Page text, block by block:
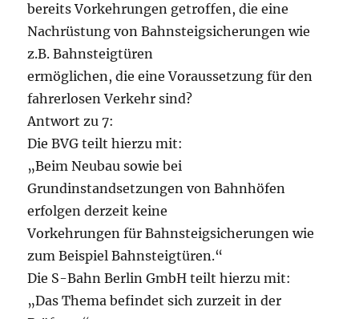
bereits Vorkehrungen getroffen, die eine
Nachrüstung von Bahnsteigsicherungen wie
z.B. Bahnsteigtüren
ermöglichen, die eine Voraussetzung für den
fahrerlosen Verkehr sind?
Antwort zu 7:
Die BVG teilt hierzu mit:
„Beim Neubau sowie bei
Grundinstandsetzungen von Bahnhöfen
erfolgen derzeit keine
Vorkehrungen für Bahnsteigsicherungen wie
zum Beispiel Bahnsteigtüren.“
Die S-Bahn Berlin GmbH teilt hierzu mit:
„Das Thema befindet sich zurzeit in der